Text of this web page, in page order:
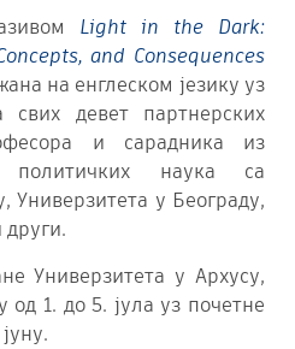
Light in the Dark:
and Consequences
на енглеском језику уз
свих девет партнерских
и сарадника из
наука са
Универзитета у Београду,
Универзитета у Архусу,
1. до 5. јула уз почетне